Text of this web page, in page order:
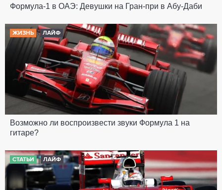
Формула-1 в ОАЭ: Девушки на Гран-при в Абу-Даби
ЖИЗНЬ ЛАЙФ
Возможно ли воспроизвести звуки Формула 1 на
гитаре?
СТАТЬИ ЛАЙФ